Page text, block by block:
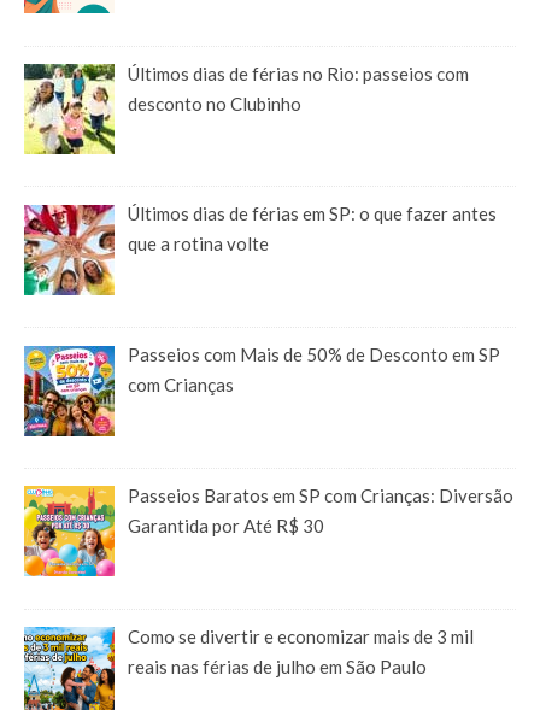
Últimos dias de férias no Rio: passeios com
desconto no Clubinho
Últimos dias de férias em SP: o que fazer antes
que a rotina volte
Passeios com Mais de 50% de Desconto em SP
com Crianças
Passeios Baratos em SP com Crianças: Diversão
Garantida por Até R$ 30
Como se divertir e economizar mais de 3 mil
reais nas férias de julho em São Paulo